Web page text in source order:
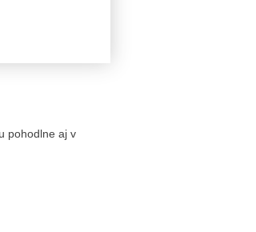
pohodlne aj v